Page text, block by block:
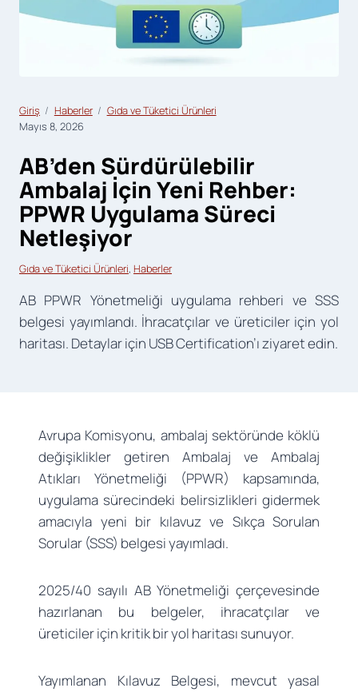
Giriş Haberler
Gıda ve Tüketici Ürünleri
Mayıs 8, 2026
AB’den Sürdürülebilir
Ambalaj İçin Yeni Rehber:
PPWR Uygulama Süreci
Netleşiyor
Gıda ve Tüketici Ürünleri, Haberler
AB PPWR Yönetmeliği uygulama rehberi ve SSS
belgesi yayımlandı. İhracatçılar ve üreticiler için yol
haritası. Detaylar için USB Certification’ı ziyaret edin.
Avrupa Komisyonu, ambalaj sektöründe köklü
değişiklikler getiren Ambalaj ve Ambalaj
Atıkları Yönetmeliği (PPWR) kapsamında,
uygulama sürecindeki belirsizlikleri gidermek
amacıyla yeni bir kılavuz ve Sıkça Sorulan
Sorular (SSS) belgesi yayımladı.
2025/40 sayılı AB Yönetmeliği çerçevesinde
hazırlanan bu belgeler, ihracatçılar ve
üreticiler için kritik bir yol haritası sunuyor.
Yayımlanan Kılavuz Belgesi, mevcut yasal